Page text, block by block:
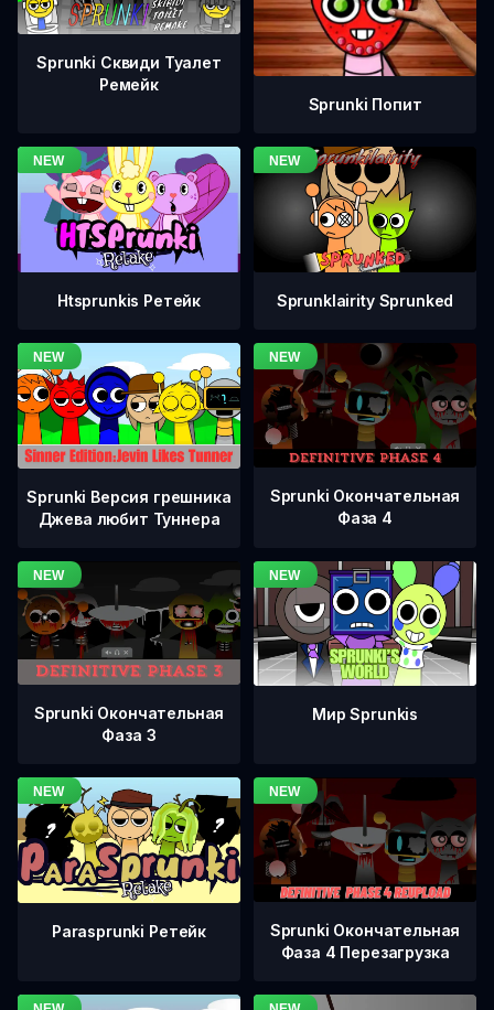
Sprunki Сквиди Туалет
Ремейк
Sprunki Попит
Htsprunkis Ретейк Sprunklairity Sprunked
Sprunki Версия грешника
Джева любит Туннера
Sprunki Окончательная
Фаза 4
Sprunki Окончательная
Фаза 3
Мир Sprunkis
Parasprunki Ретейк
Sprunki Окончательная
Фаза 4 Перезагрузка